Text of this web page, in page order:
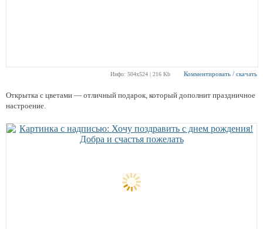
Инфо: 504х524 | 216 Kb Комментировать / скачать
Открытка с цветами — отличный подарок, который дополнит праздничное
настроение.